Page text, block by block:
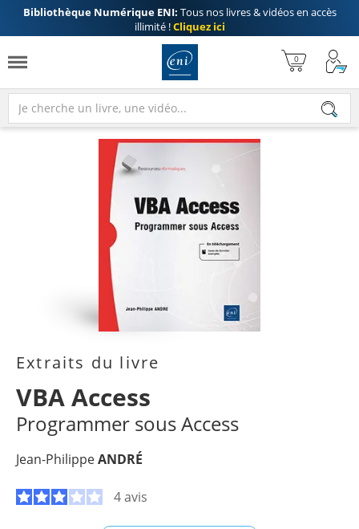
Bibliothèque Numérique ENI: Tous nos livres & vidéos en accès
illimité !Cliquez ici
Extraits du livre
VBA Access
Programmer sous Access
Jean-PhilippeANDRÉ
4 avis